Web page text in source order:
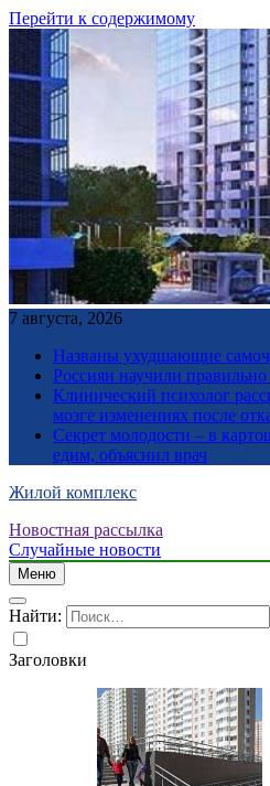
Перейти к содержимому
7 августа, 2026
Названы ухудшающие
Россиян научили
Клинический психолог
мозге изменениях после
Секрет молодости – в
едим, объяснил врач
Жилой комплекс
Новостная рассылка
Случайные новости
Меню
Найти:
Заголовки